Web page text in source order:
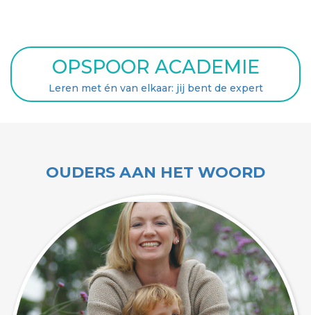
OPSPOOR ACADEMIE
Leren met én van elkaar: jij bent de expert
OUDERS AAN HET WOORD